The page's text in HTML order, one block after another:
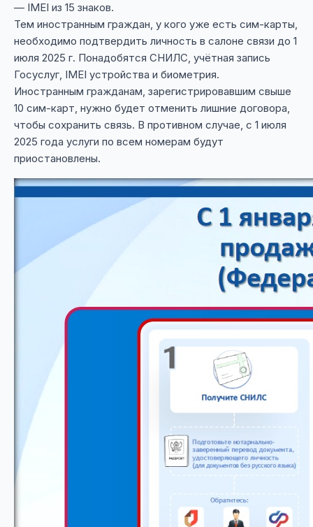
— IMEI из 15 знаков.
Тем иностранным граждан, у кого уже есть сим-карты,
необходимо подтвердить личность в салоне связи до 1
июля 2025 г. Понадобятся СНИЛС, учётная запись
Госуслуг, IMEI устройства и биометрия.
Иностранным гражданам, зарегистрировавшим свыше
10 сим-карт, нужно будет отменить лишние договора,
чтобы сохранить связь. В противном случае, с 1 июля
2025 года услуги по всем номерам будут
приостановлены.